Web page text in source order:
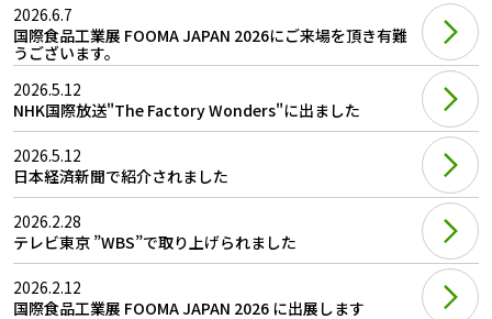
2026.6.7
国際食品工業展 FOOMA JAPAN 2026にご来場を頂き有難
うございます。
2026.5.12
NHK国際放送"The Factory Wonders"に出ました
2026.5.12
日本経済新聞で紹介されました
2026.2.28
テレビ東京 ”WBS”で取り上げられました
2026.2.12
国際食品工業展 FOOMA JAPAN 2026 に出展します